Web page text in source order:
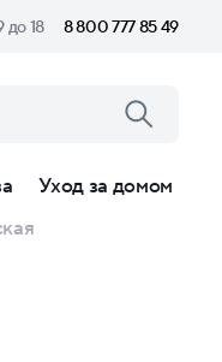
до 18 8 800 777 85 49
Уход за домом